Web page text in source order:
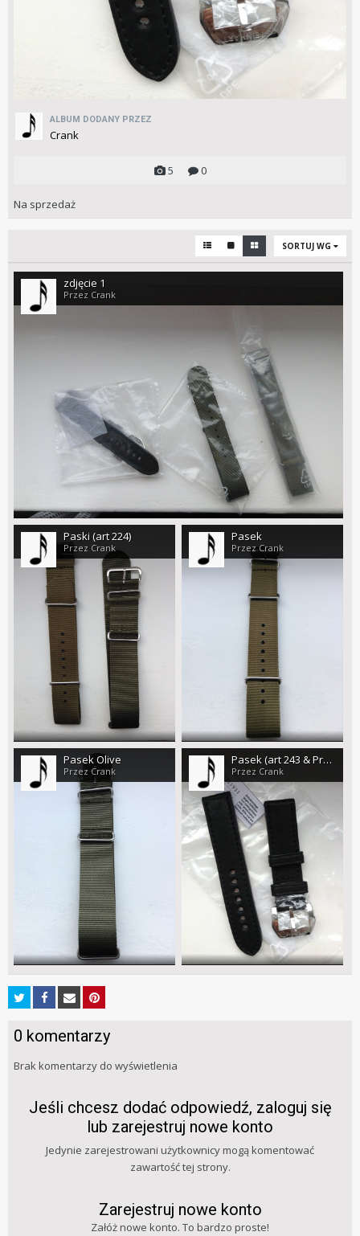
ALBUM DODANY PRZEZ
Crank
5 0
Na sprzedaż
SORTUJ WG
zdjęcie 1
Przez Crank
Paski (art 224)
Przez Crank
Pasek
Przez Crank
Pasek Olive
Przez Crank
Pasek (art 243 & Pre v100)
Przez Crank
0 komentarzy
Brak komentarzy do wyświetlenia
Jeśli chcesz dodać odpowiedź, zaloguj się
lub zarejestruj nowe konto
Jedynie zarejestrowani użytkownicy mogą komentować
zawartość tej strony.
Zarejestruj nowe konto
Załóż nowe konto. To bardzo proste!